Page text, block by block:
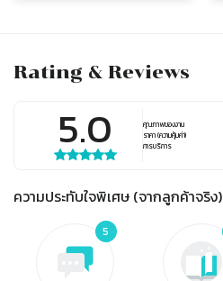
Rating & Reviews
5.0 คุณภาพของงาน
ราคา (ความคุ้มค่า)
การบริการ
ความประทับใจพิเศษ (จากลูกค้าจริง)
5